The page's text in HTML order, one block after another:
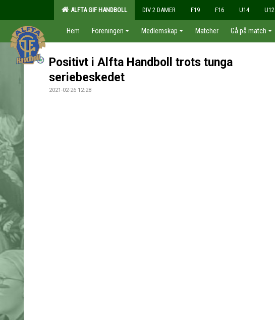
ALFTA GIF HANDBOLL DIV 2 DAMER F19 F16 U14 U12
Hem Föreningen Medlemskap Matcher Gå på match
Positivt i Alfta Handboll trots tunga
seriebeskedet
2021-02-26 12:28